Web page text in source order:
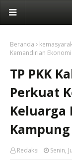
Beranda
Kemandirian
TP PKK
Perkuat
Keluarga
Redaksi Senin,